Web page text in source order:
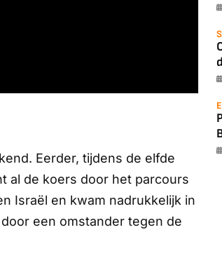
Eerder, tijdens de elfde
al de koers door het parcours
Israël en kwam nadrukkelijk in
een omstander tegen de